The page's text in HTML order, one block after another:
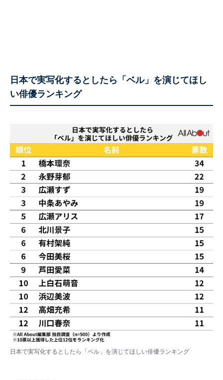
日本で実写化するとしたら「ベル」を演じてほし
い俳優ランキング
日本で実写化するとしたら「ベル」を演じてほしい俳優ランキング